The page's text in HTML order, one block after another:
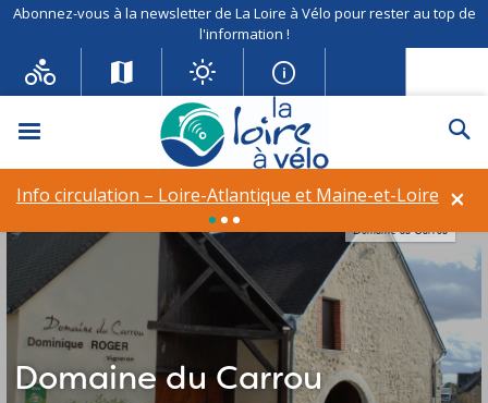
Abonnez-vous à la newsletter de La Loire à Vélo pour rester au top de
l'information !
Menu
×
Info circulation – Loire-Atlantique et Maine-et-Loire
Domaine du Carrou
Domaine du Carrou